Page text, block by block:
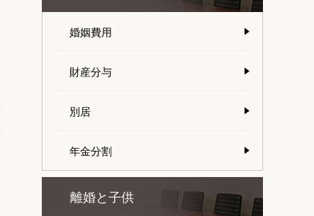
婚姻費用
財産分与
別居
年金分割
離婚と子供